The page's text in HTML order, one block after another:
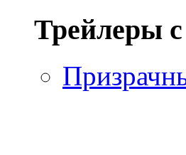
Трейлеры